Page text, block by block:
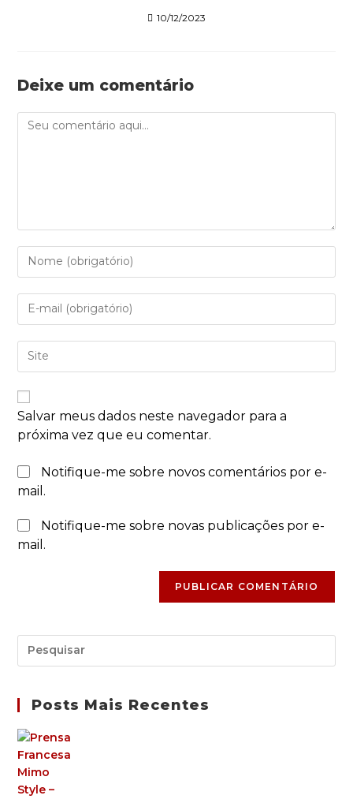
10/12/2023
Deixe um comentário
Salvar meus dados neste navegador para a
próxima vez que eu comentar.
Notifique-me sobre novos comentários por e-
mail.
Notifique-me sobre novas publicações por e-
mail.
Posts Mais Recentes